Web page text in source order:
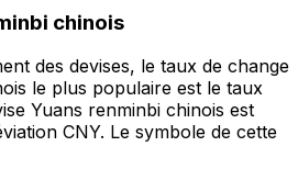
chinois
des devises, le taux de change
le plus populaire est le taux
Yuans renminbi chinois est
CNY. Le symbole de cette